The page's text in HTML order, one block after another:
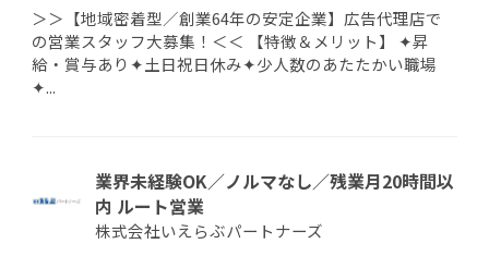
＞＞【地域密着型／創業64年の安定企業】広告代理店で
の営業スタッフ大募集！＜＜ 【特徴＆メリット】 ✦昇
給・賞与あり✦土日祝日休み✦少人数のあたたかい職場
✦...
業界未経験OK／ノルマなし／残業月20時間以
内 ルート営業
株式会社いえらぶパートナーズ